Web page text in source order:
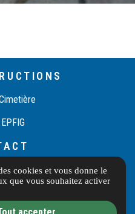
10 97
cookies et vous donne le
que vous souhaitez activer